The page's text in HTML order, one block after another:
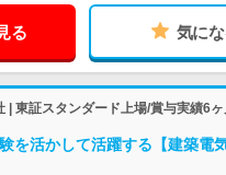
る 気に
| 東証スタンダード上場/賞与実績6
を活かして活躍する【建築電